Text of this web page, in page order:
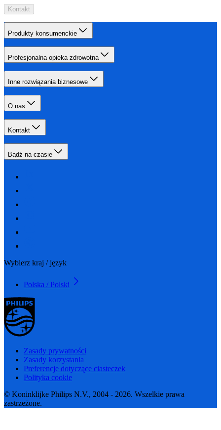
Kontakt
Produkty konsumenckie
Profesjonalna opieka zdrowotna
Inne rozwiązania biznesowe
O nas
Kontakt
Bądź na czasie
Wybierz kraj / język
Polska / Polski
Zasady prywatności
Zasady korzystania
Preferencje dotyczące ciasteczek
Polityka cookie
© Koninklijke Philips N.V., 2004 - 2026. Wszelkie prawa
zastrzeżone.